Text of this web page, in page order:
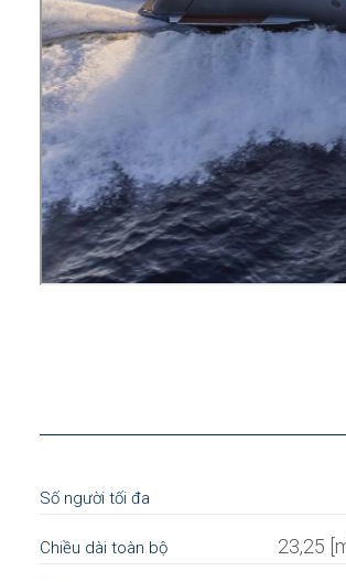
Số người tối đa
Chiều dài toàn bộ 23,25